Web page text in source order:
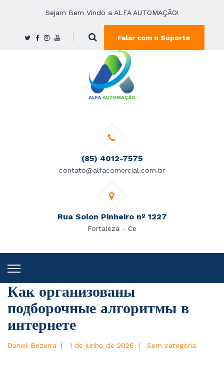
Sejam Bem Vindo a ALFA AUTOMAÇÃO!
Falar com o Suporte
(85) 4012-7575
contato@alfacomercial.com.br
Rua Solon Pinheiro nº 1227
Fortaleza - Ce
Как организованы
подборочные алгоритмы в
интернете
Daniel Bezerra | 1 de junho de 2026 | Sem categoria